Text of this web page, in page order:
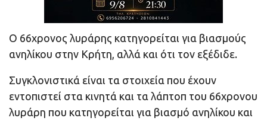
Ο 66χρονος λυράρης κατηγορείται για βιασμούς
ανηλίκου στην Κρήτη, αλλά και ότι τον εξέδιδε.
Συγκλονιστικά είναι τα στοιχεία που έχουν
εντοπιστεί στα κινητά και τα λάπτοπ του 66χρονου
λυράρη που κατηγορείται για βιασμό ανηλίκου και